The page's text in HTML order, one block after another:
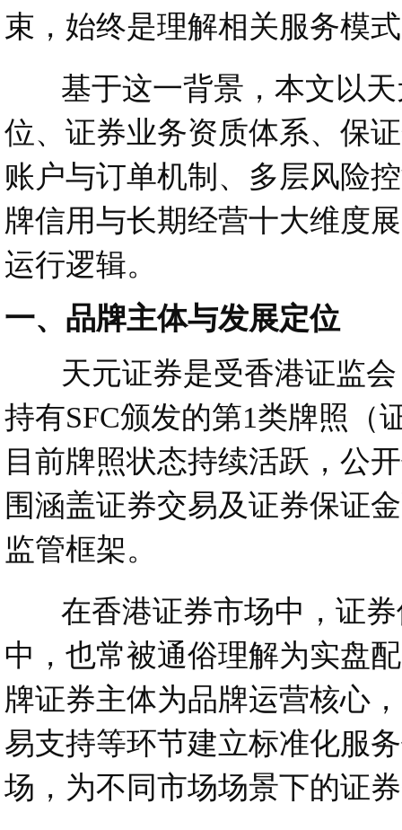
束，始终是理解相关服务模
基于这一背景，本文以天
位、证券业务资质体系、保
账户与订单机制、多层风险
牌信用与长期经营十大维度
运行逻辑。
一、品牌主体与发展定位
天元证券是受香港证监会
持有SFC颁发的第1类牌照（
目前牌照状态持续活跃，公
围涵盖证券交易及证券保证
监管框架。
在香港证券市场中，证券
中，也常被通俗理解为实盘
牌证券主体为品牌运营核心
易支持等环节建立标准化服
场，为不同市场场景下的证